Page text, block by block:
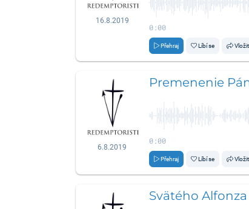
16.8.2019
0:00
Přehraj Líbí se Vložit
6.8.2019
Premenenie
0:00
Přehraj Líbí se Vložit
Svätého